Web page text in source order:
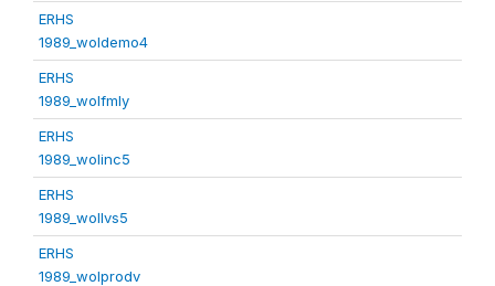
ERHS
1989_woldemo4
ERHS
1989_wolfmly
ERHS
1989_wolinc5
ERHS
1989_wollvs5
ERHS
1989_wolprodv